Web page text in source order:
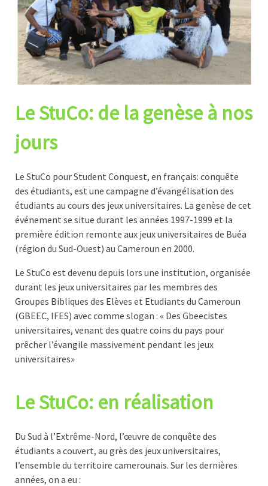
Le StuCo: de la genèse à nos
jours
Le StuCo pour Student Conquest, en français: conquête
des étudiants, est une campagne d’évangélisation des
étudiants au cours des jeux universitaires. La genèse de cet
événement se situe durant les années 1997-1999 et la
première édition remonte aux jeux universitaires de Buéa
(région du Sud-Ouest) au Cameroun en 2000.
Le StuCo est devenu depuis lors une institution, organisée
durant les jeux universitaires par les membres des
Groupes Bibliques des Elèves et Etudiants du Cameroun
(GBEEC, IFES) avec comme slogan : « Des Gbeecistes
universitaires, venant des quatre coins du pays pour
prêcher l’évangile massivement pendant les jeux
universitaires»
Le StuCo: en réalisation
Du Sud à l’Extrême-Nord, l’œuvre de conquête des
étudiants a couvert, au grès des jeux universitaires,
l’ensemble du territoire camerounais. Sur les dernières
années, on a eu :